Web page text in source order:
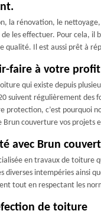
la rénovation, le
les effectuer. Pour cela, il
qualité. Il est aussi prêt à
faire à votre profit
qui existe depuis
suivent régulièrement des
protection, c’est pourquoi
couverture vos projets
avec Brun
en travaux de toiture
intempéries ainsi
tout en respectant les
de toiture